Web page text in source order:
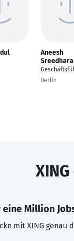
Aneesh
Berlin
eine Million
mit XING genau